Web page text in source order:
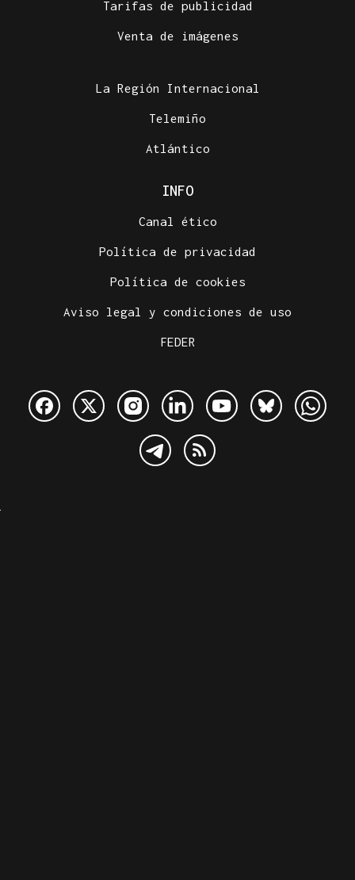
Tarifas de publicidad
Venta de imágenes
La Región Internacional
Telemiño
Atlántico
INFO
Canal ético
Política de privacidad
Política de cookies
Aviso legal y condiciones de uso
FEDER